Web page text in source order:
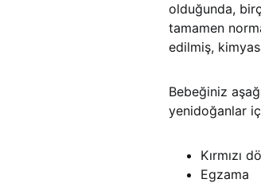
olduğunda,
tamamen
edilmiş,
Bebeğiniz
yenidoğanlar
Kırmızı
Egzama